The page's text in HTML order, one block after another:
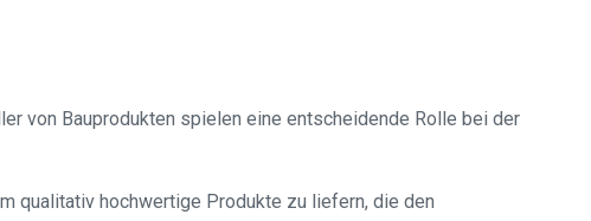
von Bauprodukten spielen eine entscheidende Rolle bei der
qualitativ hochwertige Produkte zu liefern, die den